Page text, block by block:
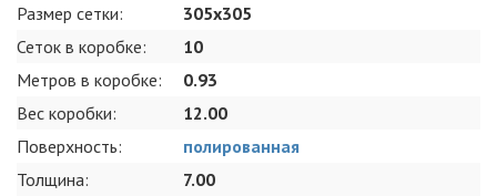
Размер сетки:
305x305
Сеток в коробке:
10
Метров в коробке:
0.93
Вес коробки:
12.00
Поверхность:
полированная
Толщина:
7.00